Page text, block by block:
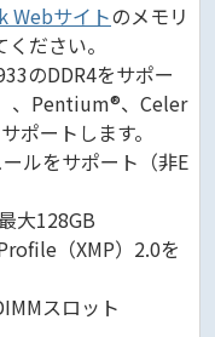
Webサイトのメモリ
ださい。
のDDR4をサポー
、Pentium®、Celer
ポートします。
ルをサポート（非E
大128GB
（XMP）2.0を
スロット